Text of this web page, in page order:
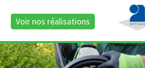
Voir nos réalisations